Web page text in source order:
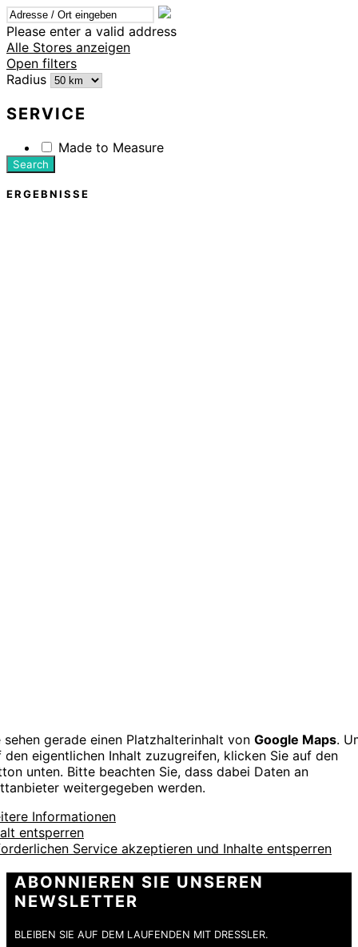
Please enter a valid address
Alle Stores anzeigen
Open filters
Radius
SERVICE
Made to Measure
Search
ERGEBNISSE
sehen gerade einen Platzhalterinhalt von Google Maps.
den eigentlichen Inhalt zuzugreifen, klicken Sie auf den
unten. Bitte beachten Sie, dass dabei Daten an
weitergegeben werden.
Informationen
entsperren
Service akzeptieren und Inhalte entsperren
ABONNIEREN SIE UNSEREN
NEWSLETTER
BLEIBEN SIE AUF DEM LAUFENDEN MIT DRESSLER.